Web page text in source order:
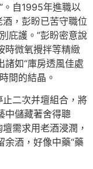
。自1995年進職以
酒，彭盼已苦守職位
庇護。”彭盼密意說
時微氧攪拌等精緻
如“庫房透風佳處
間的結晶。
止二次并壇組合，將
中儲藏著舍得聰
需求用老酒浸潤，
余酒，好像中藥“藥